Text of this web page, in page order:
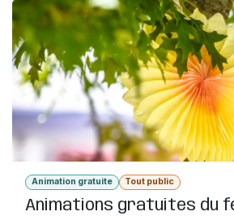
Animation gratuite Tout public
Animations gratuites du